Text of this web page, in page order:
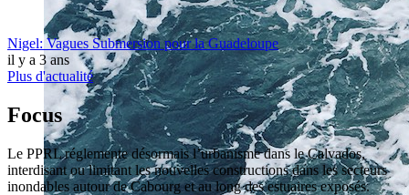
Nigel: Vagues Submersion pour la Guadeloupe
il y a 3 ans
Plus d'actualité
Focus
Le PPRL réglemente désormais l’urbanisme dans le Calvados,
interdisant ou limitant les nouvelles constructions dans les secteurs
inondables autour de Cabourg et au long des estuaires exposés.